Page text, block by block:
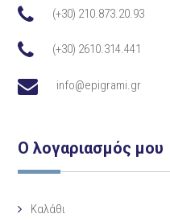
(+30) 210.873.20.93
(+30) 2610.314.441
info@epigrami.gr
Ο λογαριασμός μου
Καλάθι